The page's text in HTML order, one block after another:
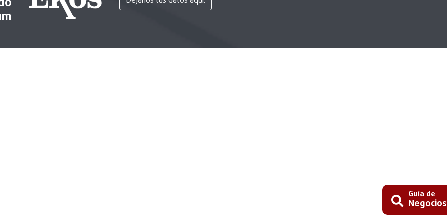
Guía de